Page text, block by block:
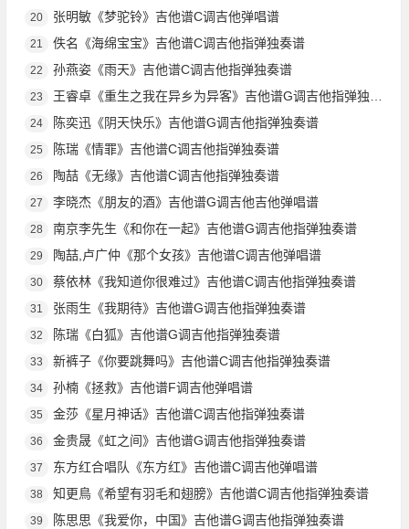
20 张明敏《梦驼铃》吉他谱C调吉他弹唱谱
21 佚名《海绵宝宝》吉他谱C调吉他指弹独奏谱
22 孙燕姿《雨天》吉他谱C调吉他指弹独奏谱
23 王睿卓《重生之我在异乡为异客》吉他谱G调吉他指弹独奏谱
24 陈奕迅《阴天快乐》吉他谱G调吉他指弹独奏谱
25 陈瑞《情罪》吉他谱C调吉他指弹独奏谱
26 陶喆《无缘》吉他谱C调吉他指弹独奏谱
27 李晓杰《朋友的酒》吉他谱G调吉他吉他弹唱谱
28 南京李先生《和你在一起》吉他谱G调吉他指弹独奏谱
29 陶喆,卢广仲《那个女孩》吉他谱C调吉他弹唱谱
30 蔡依林《我知道你很难过》吉他谱C调吉他指弹独奏谱
31 张雨生《我期待》吉他谱G调吉他指弹独奏谱
32 陈瑞《白狐》吉他谱G调吉他指弹独奏谱
33 新裤子《你要跳舞吗》吉他谱C调吉他指弹独奏谱
34 孙楠《拯救》吉他谱F调吉他弹唱谱
35 金莎《星月神话》吉他谱C调吉他指弹独奏谱
36 金贵晟《虹之间》吉他谱G调吉他指弹独奏谱
37 东方红合唱队《东方红》吉他谱C调吉他弹唱谱
38 知更鳥《希望有羽毛和翅膀》吉他谱C调吉他指弹独奏谱
39 陈思思《我爱你，中国》吉他谱G调吉他指弹独奏谱